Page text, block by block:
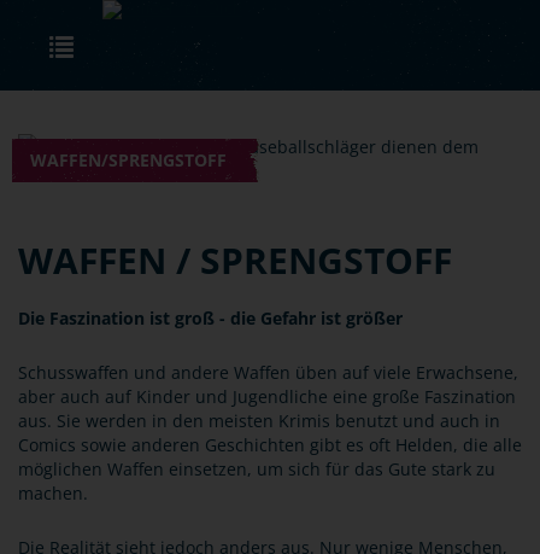
Skip to main content
WAFFEN/SPRENGSTOFF
WAFFEN / SPRENGSTOFF
Die Faszination ist groß - die Gefahr ist größer
Schusswaffen und andere Waffen üben auf viele Erwachsene,
aber auch auf Kinder und Jugendliche eine große Faszination
aus. Sie werden in den meisten Krimis benutzt und auch in
Comics sowie anderen Geschichten gibt es oft Helden, die alle
möglichen Waffen einsetzen, um sich für das Gute stark zu
machen.
Die Realität sieht jedoch anders aus. Nur wenige Menschen,